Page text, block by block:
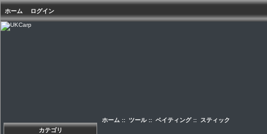
ホーム ログイン
カテゴリ
ホーム :: ツール:: ベイティング:: スティック